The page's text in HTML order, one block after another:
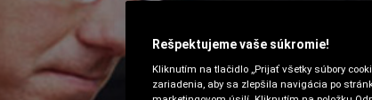
Rešpektujeme vaše súkromie!
Kliknutím na tlačidlo „Prijať všetky súbory
zariadenia, aby sa zlepšila navigácia po